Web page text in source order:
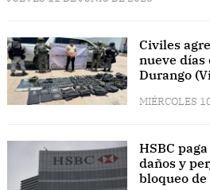
Civiles
nueve días
Durango
MIÉRCOLES
HSBC
daños y
bloqueo de